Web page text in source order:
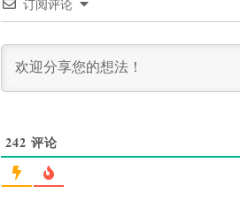
订阅评论
242 评论